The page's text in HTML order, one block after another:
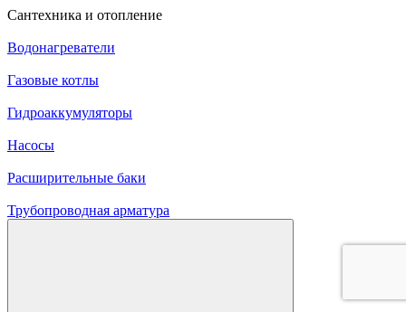
Сантехника и отопление
Водонагреватели
Газовые котлы
Гидроаккумуляторы
Насосы
Расширительные баки
Трубопроводная арматура